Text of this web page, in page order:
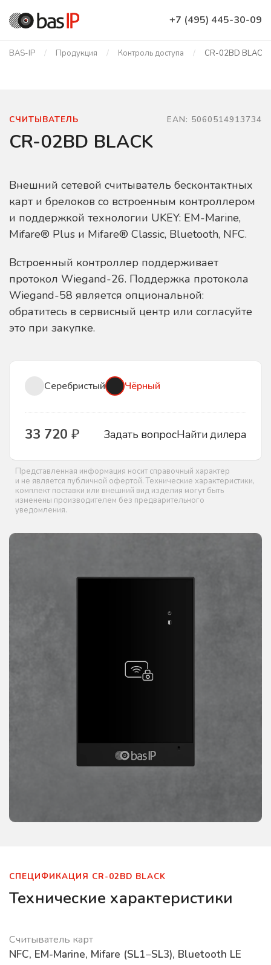
+7 (495) 445-30-09
BAS-IP Продукция Контроль доступа CR-02BD BLACK
СЧИТЫВАТЕЛЬ EAN: 5060514913734
CR-02BD BLACK
Внешний сетевой считыватель бесконтактных
карт и брелоков со встроенным контроллером
и поддержкой технологии UKEY: EM-Marine,
Mifare® Plus и Mifare® Classic, Bluetooth, NFC.
Встроенный контроллер поддерживает
протокол Wiegand-26. Поддержка протокола
Wiegand-58 является опциональной:
обратитесь в сервисный центр или согласуйте
это при закупке.
Серебристый Чёрный
33 720 ₽ Задать вопросНайти дилера
Представленная информация носит справочный характер
и не является публичной офертой. Технические характеристики,
комплект поставки или внешний вид изделия могут быть
изменены производителем без предварительного
уведомления.
СПЕЦИФИКАЦИЯ CR-02BD BLACK
Технические характеристики
Считыватель карт
NFC, EM-Marine, Mifare (SL1−SL3), Bluetooth LE